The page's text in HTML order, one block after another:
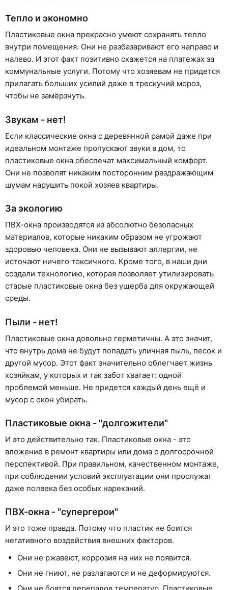
Тепло и экономно
Пластиковые окна прекрасно умеют сохранять тепло
внутри помещения. Они не разбазаривают его направо и
налево. И этот факт позитивно скажется на платежах за
коммунальные услуги. Потому что хозяевам не придется
прилагать больших усилий даже в трескучий мороз,
чтобы не замёрзнуть.
Звукам - нет!
Если классические окна с деревянной рамой даже при
идеальном монтаже пропускают звуки в дом, то
пластиковые окна обеспечат максимальный комфорт.
Они не позволят никаким посторонним раздражающим
шумам нарушить покой хозяев квартиры.
За экологию
ПВХ-окна производятся из абсолютно безопасных
материалов, которые никаким образом не угрожают
здоровью человека. Они не вызывают аллергии, не
источают ничего токсичного. Кроме того, в наши дни
создали технологию, которая позволяет утилизировать
старые пластиковые окна без ущерба для окружающей
среды.
Пыли - нет!
Пластиковые окна довольно герметичны. А это значит,
что внутрь дома не будут попадать уличная пыль, песок и
другой мусор. Этот факт значительно облегчает жизнь
хозяйкам, у которых и так забот хватает: одной
проблемой меньше. Не придется каждый день ещё и
мусор с окон убирать.
Пластиковые окна - "долгожители"
И это действительно так. Пластиковые окна - это
вложение в ремонт квартиры или дома с долгосрочной
перспективой. При правильном, качественном монтаже,
при соблюдении условий эксплуатации они прослужат
даже полвека без особых нареканий.
ПВХ-окна - "супергерои"
И это тоже правда. Потому что пластик не боится
негативного воздействия внешних факторов.
Они не ржавеют, коррозия на них не появится.
Они не гниют, не разлагаются и не деформируются.